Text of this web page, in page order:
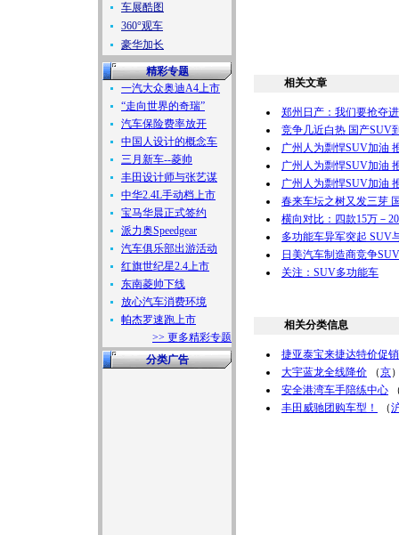
车展酷图
360°观车
豪华加长
精彩专题
一汽大众奥迪A4上市
“走向世界的奇瑞”
汽车保险费率放开
中国人设计的概念车
三月新车--菱帅
丰田设计师与张艺谋
中华2.4L手动档上市
宝马华晨正式签约
派力奥Speedgear
汽车俱乐部出游活动
红旗世纪星2.4上市
东南菱帅下线
放心汽车消费环境
帕杰罗速跑上市
>> 更多精彩专题
分类广告
相关文章
郑州日产：我们要抢夺
竞争几近白热 国产SUV
广州人为剽悍SUV加油
广州人为剽悍SUV加油
广州人为剽悍SUV加油
春来车坛之树又发三芽
横向对比：四款15万－
多功能车异军突起 SUV
日美汽车制造商竞争
关注：SUV多功能车
相关分类信息
捷亚泰宝来捷达特价促销
大宇蓝龙全线降价 （京
安全港湾车手陪练中心
丰田威驰团购车型！
（